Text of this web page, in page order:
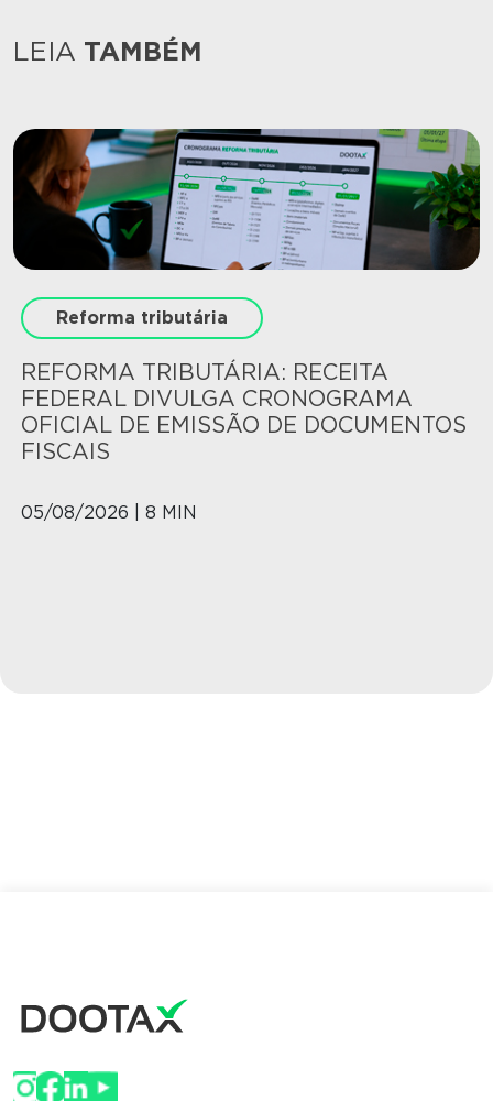
LEIA TAMBÉM
Reforma tributária
REFORMA TRIBUTÁRIA: RECEITA
FEDERAL DIVULGA CRONOGRAMA
OFICIAL DE EMISSÃO DE DOCUMENTOS
FISCAIS
05/08/2026 | 8 MIN